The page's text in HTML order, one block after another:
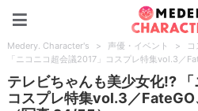
Medery. Character's > 声優・イベント >
「ニコニコ超会議2017」コスプレ特集vol.3／
テレビちゃんも美少女化!? 「
コスプレ特集vol.3／